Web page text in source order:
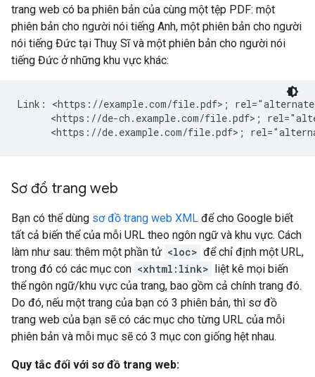
trang web có ba phiên bản của cùng một tệp PDF: một
phiên bản cho người nói tiếng Anh, một phiên bản cho người
nói tiếng Đức tại Thuỵ Sĩ và một phiên bản cho người nói
tiếng Đức ở những khu vực khác:
Link: <https://example.com/file.pdf>;
<https://de-ch.example.com/file.pdf>;
<https://de.example.com/file.pdf>;
Sơ đồ trang web
Bạn có thể dùng sơ đồ trang web XML để cho Google biết
tất cả biến thể của mỗi URL theo ngôn ngữ và khu vực. Cách
làm như sau: thêm một phần tử <loc> để chỉ định một URL,
trong đó có các mục con <xhtml:link> liệt kê mọi biến
thể ngôn ngữ/khu vực của trang, bao gồm cả chính trang đó.
Do đó, nếu một trang của bạn có 3 phiên bản, thì sơ đồ
trang web của bạn sẽ có các mục cho từng URL của mỗi
phiên bản và mỗi mục sẽ có 3 mục con giống hệt nhau.
Quy tắc đối với sơ đồ trang web: